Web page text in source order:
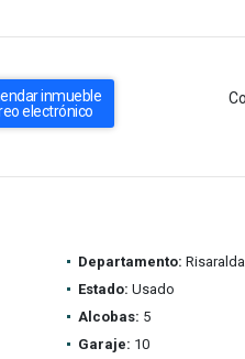
inmueble
electrónico
Departamento: Risaralda
Estado: Usado
Alcobas: 5
Garaje: 10